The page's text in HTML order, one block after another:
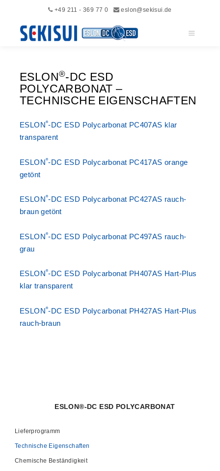
+49 211 - 369 77 0 eslon@sekisui.de
ESLON ®-DC ESD
POLYCARBONAT –
TECHNISCHE EIGENSCHAFTEN
ESLON®-DC ESD Polycarbonat PC407AS klar
transparent
ESLON®-DC ESD Polycarbonat PC417AS orange
getönt
ESLON®-DC ESD Polycarbonat PC427AS rauch-
braun getönt
ESLON®-DC ESD Polycarbonat PC497AS rauch-
grau
ESLON®-DC ESD Polycarbonat PH407AS Hart-Plus
klar transparent
ESLON®-DC ESD Polycarbonat PH427AS Hart-Plus
rauch-braun
ESLON®-DC ESD POLYCARBONAT
Lieferprogramm
Technische Eigenschaften
Chemische Beständigkeit